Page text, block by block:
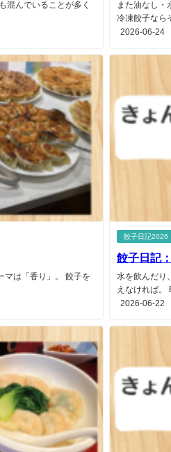
混んでいることが多く
また油なし・
冷凍餃子なら
2026-06-24
マは「香り」。 餃子を
餃子日記2026
餃子日記
水を飲んだり
えなければ。
2026-06-22